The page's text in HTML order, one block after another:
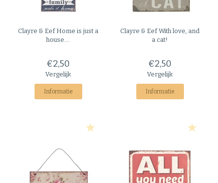
Clayre & EefHome is just a
house....
€2,50
Vergelijk
Informatie
Clayre & EefWith love, and
a cat!
€2,50
Vergelijk
Informatie